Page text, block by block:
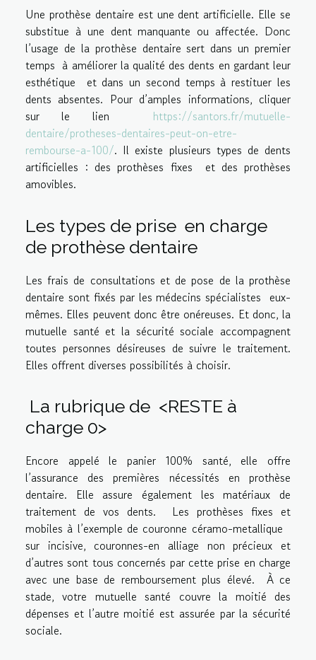
Une prothèse dentaire est une dent artificielle. Elle se
substitue à une dent manquante ou affectée. Donc
l’usage de la prothèse dentaire sert dans un premier
temps à améliorer la qualité des dents en gardant leur
esthétique et dans un second temps à restituer les
dents absentes. Pour d’amples informations, cliquer
sur le lien https://santors.fr/mutuelle-
dentaire/protheses-dentaires-peut-on-etre-
rembourse-a-100/. Il existe plusieurs types de dents
artificielles : des prothèses fixes et des prothèses
amovibles.
Les types de prise en charge
de prothèse dentaire
Les frais de consultations et de pose de la prothèse
dentaire sont fixés par les médecins spécialistes eux-
mêmes. Elles peuvent donc être onéreuses. Et donc, la
mutuelle santé et la sécurité sociale accompagnent
toutes personnes désireuses de suivre le traitement.
Elles offrent diverses possibilités à choisir.
La rubrique de <RESTE à
charge 0>
Encore appelé le panier 100% santé, elle offre
l’assurance des premières nécessités en prothèse
dentaire. Elle assure également les matériaux de
traitement de vos dents. Les prothèses fixes et
mobiles à l’exemple de couronne céramo-metallique
sur incisive, couronnes-en alliage non précieux et
d’autres sont tous concernés par cette prise en charge
avec une base de remboursement plus élevé. À ce
stade, votre mutuelle santé couvre la moitié des
dépenses et l’autre moitié est assurée par la sécurité
sociale.